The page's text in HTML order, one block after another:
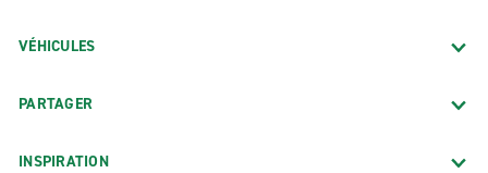
VÉHICULES
PARTAGER
INSPIRATION